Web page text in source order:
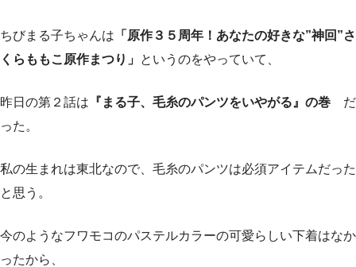
ちびまる子ちゃんは 「原作３５周年！あなたの好きな”神回”さ
くらももこ原作まつり」 というのをやっていて、
昨日の第２話は 『まる子、毛糸のパンツをいやがる』の巻 だ
った。
私の生まれは東北なので、毛糸のパンツは必須アイテムだった
と思う。
今のようなフワモコのパステルカラーの可愛らしい下着はなか
ったから、